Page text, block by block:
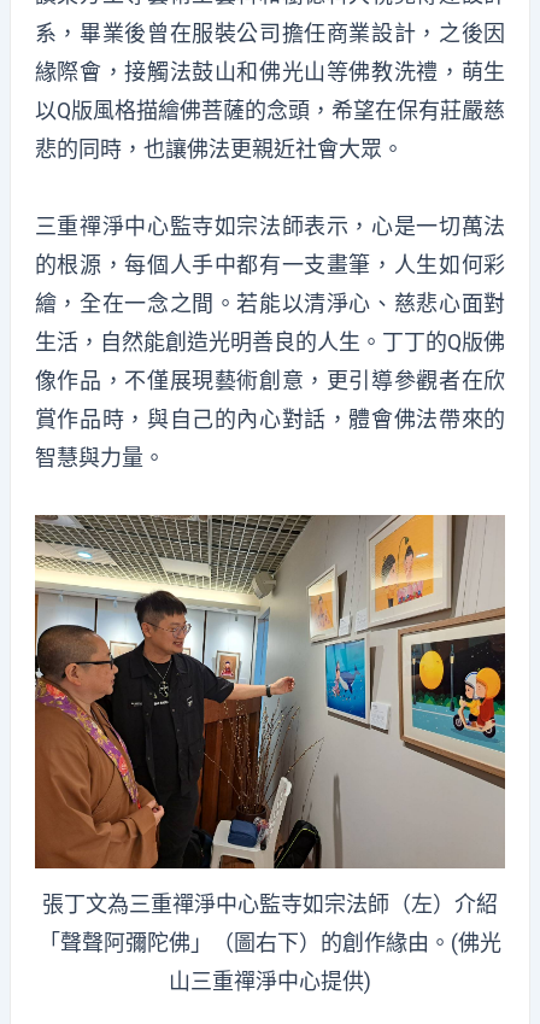
系，畢業後曾在服裝公司擔任商業設計，之後因
緣際會，接觸法鼓山和佛光山等佛教洗禮，萌生
以Q版風格描繪佛菩薩的念頭，希望在保有莊嚴慈
悲的同時，也讓佛法更親近社會大眾。
三重禪淨中心監寺如宗法師表示，心是一切萬法
的根源，每個人手中都有一支畫筆，人生如何彩
繪，全在一念之間。若能以清淨心、慈悲心面對
生活，自然能創造光明善良的人生。丁丁的Q版佛
像作品，不僅展現藝術創意，更引導參觀者在欣
賞作品時，與自己的內心對話，體會佛法帶來的
智慧與力量。
張丁文為三重禪淨中心監寺如宗法師（左）介紹
「聲聲阿彌陀佛」（圖右下）的創作緣由。(佛光
山三重禪淨中心提供)